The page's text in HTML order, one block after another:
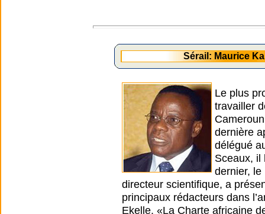
Sérail: Maurice
Le plus
travailler
dernière
délégué
Sceaux, il
dernier, le
directeur scientifique, a
principaux rédacteurs dans
Ekelle. «La Charte africaine